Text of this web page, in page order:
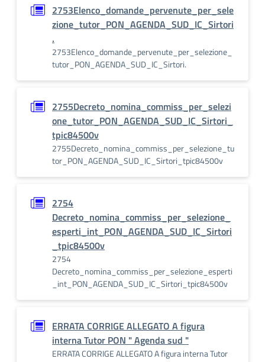
2753Elenco_domande_pervenute_per_sele
zione_tutor_PON_AGENDA_SUD_IC_Sirtori
.
2753Elenco_domande_pervenute_per_selezione_
tutor_PON_AGENDA_SUD_IC_Sirtori.
2755Decreto_nomina_commiss_per_selezi
one_tutor_PON_AGENDA_SUD_IC_Sirtori_
tpic84500v
2755Decreto_nomina_commiss_per_selezione_tu
tor_PON_AGENDA_SUD_IC_Sirtori_tpic84500v
2754
Decreto_nomina_commiss_per_selezione_
esperti_int_PON_AGENDA_SUD_IC_Sirtori
_tpic84500v
2754
Decreto_nomina_commiss_per_selezione_esperti
_int_PON_AGENDA_SUD_IC_Sirtori_tpic84500v
ERRATA CORRIGE ALLEGATO A figura
interna Tutor PON " Agenda sud "
ERRATA CORRIGE ALLEGATO A figura interna Tutor